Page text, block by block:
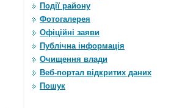
Події району
Фотогалерея
Офіційні заяви
Публічна інформація
Очищення влади
Веб-портал відкритих даних
Пошук